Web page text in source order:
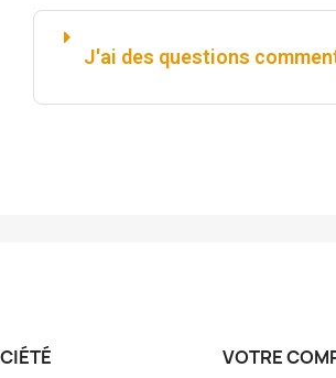
J'ai des questions
VOTRE